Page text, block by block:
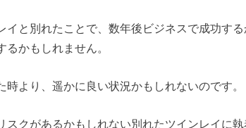
イと別れたことで、数年後ビジネスで成功す
かもしれません。
より、遥かに良い状況かもしれないのです。
スクがあるかもしれない別れたツインレイに